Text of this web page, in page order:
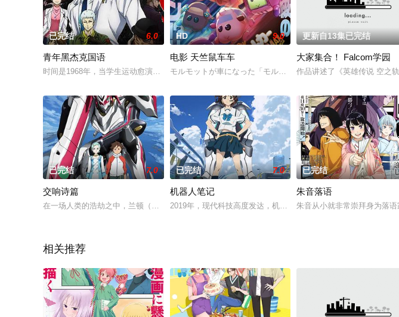
已完结 6.0
青年黑杰克国语
时间是1968年，当学生运动愈演愈烈之际，某大学的医学部出现了一个奇怪的男子。他有着黑白相间的
HD 9.0
电影 天竺鼠车车
モルモットが車になった「モルカー」たちが繰り広げる物語を
更新自13集已完结
大家集合！ Falcom学园
作品讲述了《英雄传说 空之
已完结 7.0
交响诗篇
在一场人类的浩劫之中，兰顿（三瓶由布子 配音）的父亲牺牲了自己，拯救了地球，被称为英雄永久的
已完结 7.0
机器人笔记
2019年，现代科技高度发达，机器人普及到人类世界的方方面面
已完结
朱音落语
朱音从小就非常崇拜身为落
相关推荐